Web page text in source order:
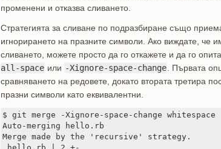
променени и отказва сливането.
Стратегията за сливане по подразбиране също
игнорирането на празните символи. Ако виждате, че
сливането, можете просто да го откажете и да го
all-space или -Xignore-space-change . Първата
сравняването на редовете, докато втората третира
празни символи като еквивалентни.
$ git merge -Xignore-space-change whitespace
Auto-merging hello.rb
Merge made by the 'recursive' strategy.